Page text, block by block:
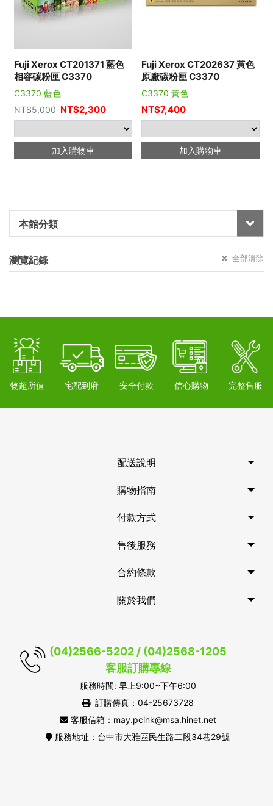
本館分類
瀏覽紀錄 全部清除
Fuji Xerox CT201371 藍色
相容碳粉匣 C3370
C3370 藍色
NT$5,000 NT$2,300
加入購物車
Fuji Xerox CT202637 黃色
原廠碳粉匣 C3370
C3370 黃色
NT$7,400
加入購物車
物超所值 宅配到府 安全付款 信心購物 完整售服
配送說明
購物指南
付款方式
售後服務
合約條款
關於我們
(04)2566-5202 / (04)2568-1205
客服訂購專線
服務時間: 早上9:00~下午6:00
訂購傳真：04-25673728
客服信箱：may.pcink@msa.hinet.net
服務地址：台中市大雅區民生路二段34巷29號